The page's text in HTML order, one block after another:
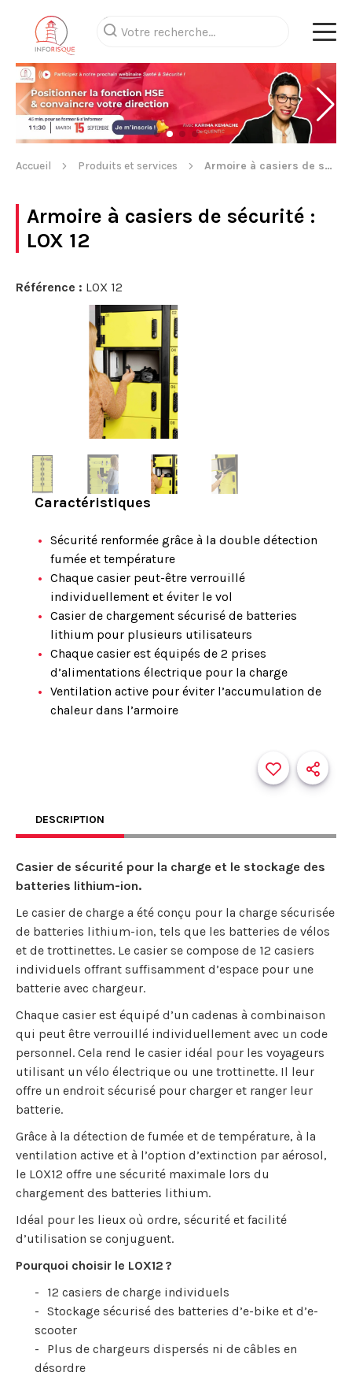
Accueil Produits et services Armoire à casiers de sécurité
Armoire à casiers de sécurité :
LOX 12
Référence : LOX 12
Caractéristiques
Sécurité renformée grâce à la double détection
fumée et température
Chaque casier peut-être verrouillé
individuellement et éviter le vol
Casier de chargement sécurisé de batteries
lithium pour plusieurs utilisateurs
Chaque casier est équipés de 2 prises
d’alimentations électrique pour la charge
Ventilation active pour éviter l’accumulation de
chaleur dans l’armoire
DESCRIPTION
Casier de sécurité pour la charge et le stockage des
batteries lithium-ion.
Le casier de charge a été conçu pour la charge sécurisée
de batteries lithium-ion, tels que les batteries de vélos
et de trottinettes. Le casier se compose de 12 casiers
individuels offrant suffisamment d’espace pour une
batterie avec chargeur.
Chaque casier est équipé d’un cadenas à combinaison
qui peut être verrouillé individuellement avec un code
personnel. Cela rend le casier idéal pour les voyageurs
utilisant un vélo électrique ou une trottinette. Il leur
offre un endroit sécurisé pour charger et ranger leur
batterie.
Grâce à la détection de fumée et de température, à la
ventilation active et à l’option d’extinction par aérosol,
le LOX12 offre une sécurité maximale lors du
chargement des batteries lithium.
Idéal pour les lieux où ordre, sécurité et facilité
d’utilisation se conjuguent.
Pourquoi choisir le LOX12 ?
12 casiers de charge individuels
Stockage sécurisé des batteries d’e-bike et d’e-
scooter
Plus de chargeurs dispersés ni de câbles en
désordre